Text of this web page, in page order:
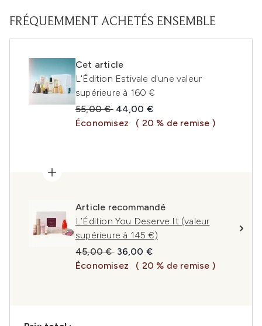
FRÉQUEMMENT ACHETÉS ENSEMBLE
Cet article
L'Édition Estivale d'une valeur
supérieure à 160 €
Prix de vente :
55,00 € Prix ​​actuel :
44,00 €
Économisez
( 20 % de remise )
Article recommandé
L’Édition You Deserve It (valeur
supérieure à 145 €)
Prix de vente :
45,00 € Prix ​​actuel :
36,00 €
Économisez
( 20 % de remise )